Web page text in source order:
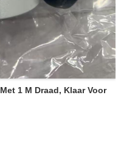
1 M Draad, Klaar Voor